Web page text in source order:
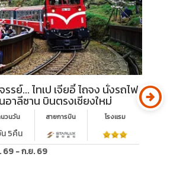
รย์... ไทเป เจียอี้ ไถจง นั่งรถไฟ
าลีซาน บินตรงเชียงใหม่
วนวัน
5คืน
สายการบิน โรงเเรม
69 - ก.ย. 69
arrow_circle_right